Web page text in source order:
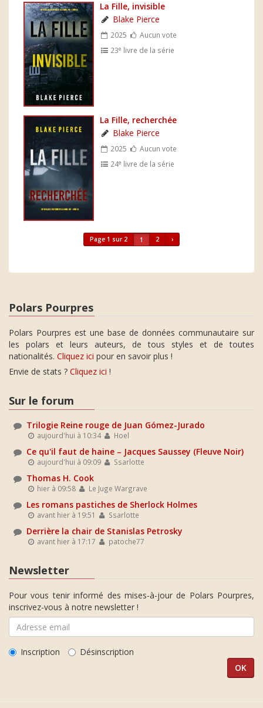
La Fille, invisible
Blake Pierce
2025
Aucun vote
23e livre de la série
La Fille, recherchée
Blake Pierce
2025
Aucun vote
24e livre de la série
Page 1 sur 2 1 2 ›
Polars Pourpres
Polars Pourpres est une base de données communautaire sur
les polars et leurs auteurs, de tous styles et de toutes
nationalités. Cliquez ici pour en savoir plus !
Envie de stats ? Cliquez ici !
Sur le forum
Trilogie Reine rouge de Juan Gómez-Jurado
aujourd'hui à 10:34 Hoel
Ce qu'il faut de haine – Jacques Saussey (Fleuve Noir)
aujourd'hui à 09:09 Ssarlotte
Thomas H. Cook
hier à 09:58 Le Juge Wargrave
Les romans pastiches de Sherlock Holmes
avant hier à 19:51 Ssarlotte
Derrière la chair de Stanislas Petrosky
avant hier à 17:17 patoche77
Newsletter
Pour vous tenir informé des mises-à-jour de Polars Pourpres,
inscrivez-vous à notre newsletter !
Inscription Désinscription